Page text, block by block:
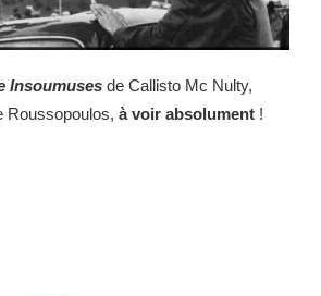
Insoumuses de Callisto Mc Nulty,
Roussopoulos, à voir absolument !